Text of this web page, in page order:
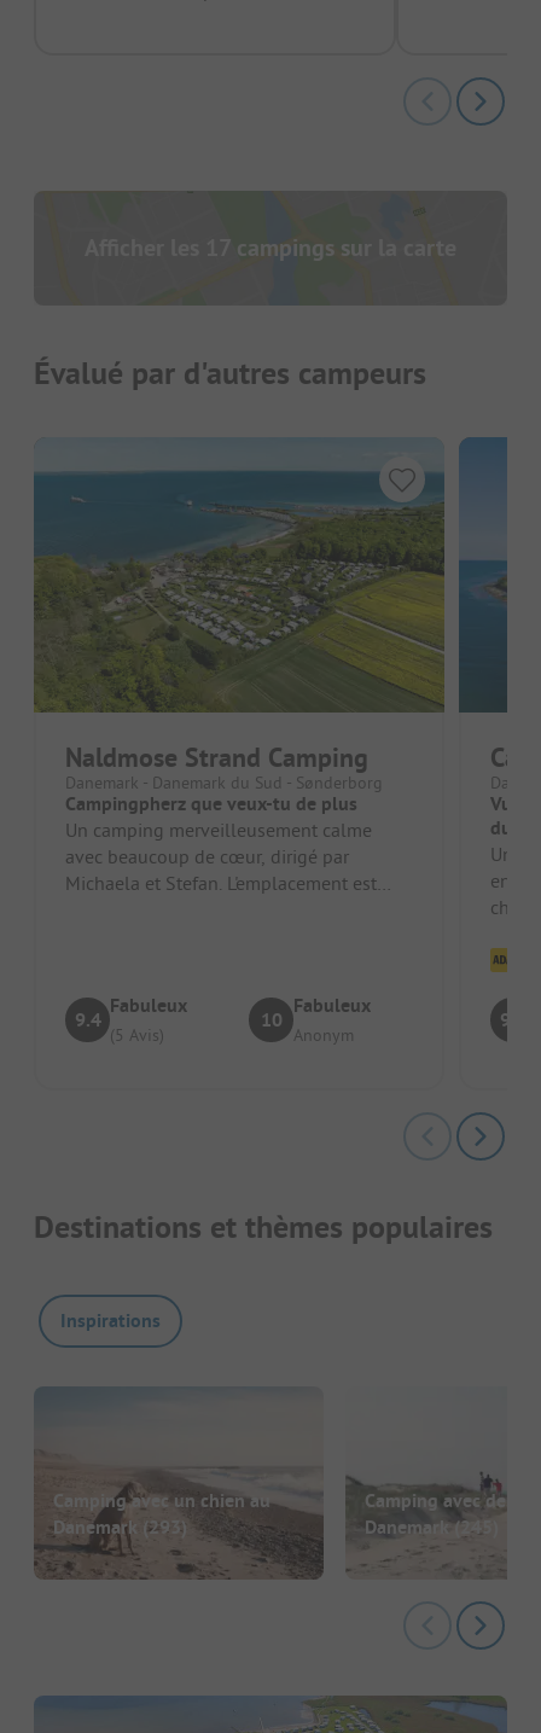
Afficher les 17 campings sur la carte
Évalué par d'autres campeurs
Naldmose Strand Camping
Danemark - Danemark du Sud - Sønderborg
Campingpherz que veux-tu de plus
Un camping merveilleusement calme
avec beaucoup de cœur, dirigé par
Michaela et Stefan. L'emplacement est
9.4
Fabuleux
(5 Avis)
10
Fabuleux
Anonym
Vue
du
Un
9.8
Destinations et thèmes populaires
Inspirations
Camping avec un chien au
Danemark (293)
Camping avec des
Danemark(245)